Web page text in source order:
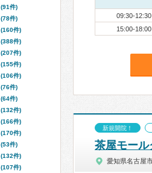
09:30-12:30
15:00-18:00
新規開院！
茶屋モー
愛知県名古屋
(91件)
(78件)
(160件)
(388件)
(207件)
(155件)
(106件)
(76件)
(64件)
(132件)
(166件)
(170件)
(53件)
(132件)
(107件)